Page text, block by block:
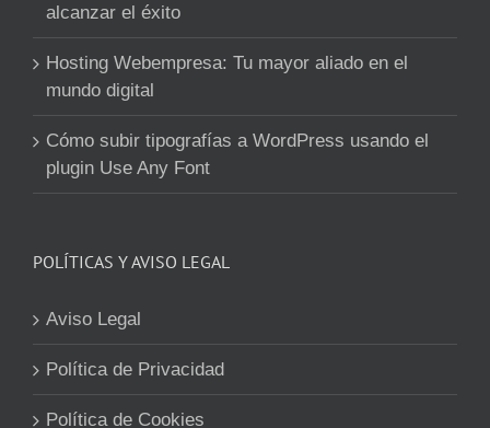
alcanzar el éxito
Hosting Webempresa: Tu mayor aliado en el
mundo digital
Cómo subir tipografías a WordPress usando el
plugin Use Any Font
POLÍTICAS Y AVISO LEGAL
Aviso Legal
Política de Privacidad
Política de Cookies